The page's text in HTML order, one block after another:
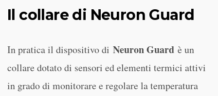
Il collare di Neuron Guard
In pratica il dispositivo di Neuron Guard è un
collare dotato di sensori ed elementi termici attivi
in grado di monitorare e regolare la temperatura